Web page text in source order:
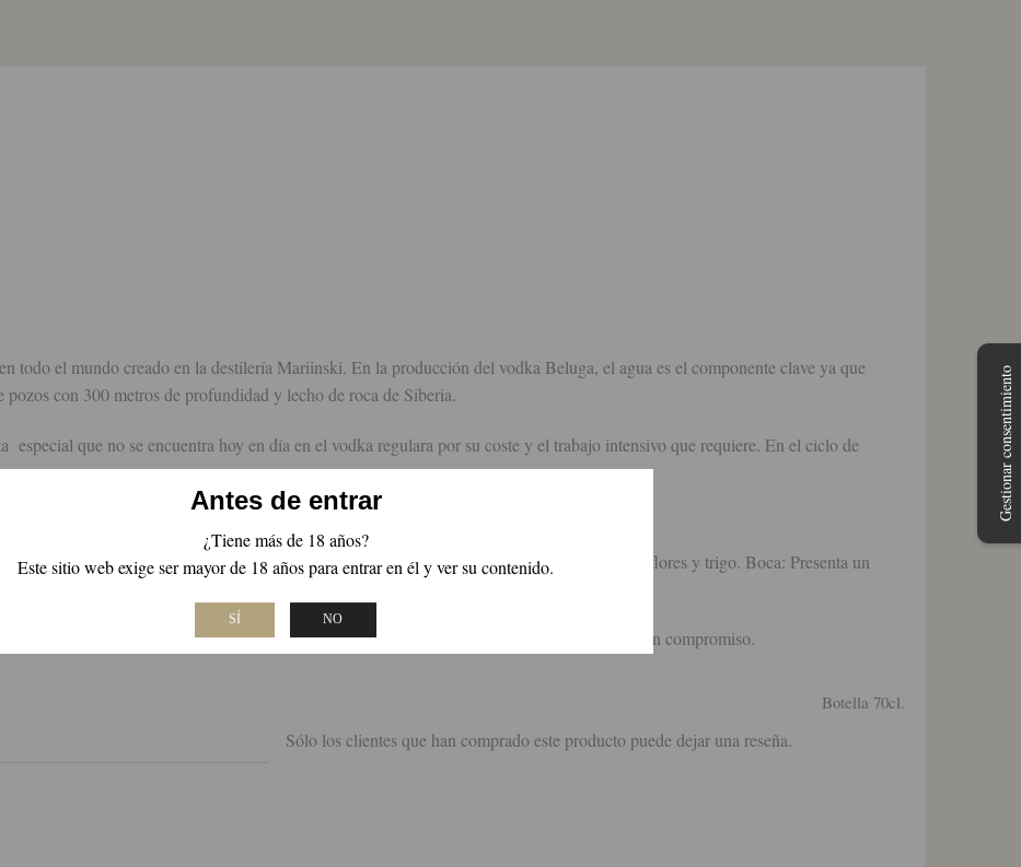
Antes de entrar
¿Tiene más de 18 años?
Este sitio web exige ser mayor de 18 años para entrar en él y ver su contenido.
SÍ NO
el mundo creado en la destilería Mariinski. En la producción del vodka Beluga, el agua es el componente clave ya que
con 300 metros de profundidad y lecho de roca de Siberia.
que no se encuentra hoy en día en el vodka regulara por su coste y el trabajo intensivo que requiere. En el ciclo de
En nariz predominan aromas frescos que se complementan elegantemente con las notas de flores y trigo. Boca: Presenta un
tiempo profundo y sofisticado.
póngase en contacto con el sumiller de nuestra tienda online de vinos y le asesorará sin compromiso.
Botella 70cl.
Sólo los clientes que han comprado este producto puede dejar una reseña.
Gestionar consentimiento